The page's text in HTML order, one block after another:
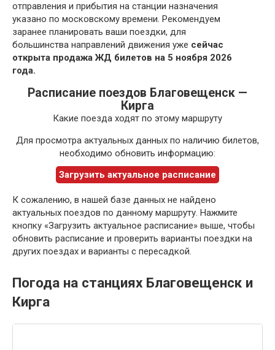
отправления и прибытия на станции назначения
указано по московскому времени. Рекомендуем
заранее планировать ваши поездки, для
большинства направлений движения уже сейчас
открыта продажа ЖД билетов на 5 ноября 2026
года.
Расписание поездов Благовещенск —
Кирга
Какие поезда ходят по этому маршруту
Для просмотра актуальных данных по наличию билетов,
необходимо обновить информацию:
Загрузить актуальное расписание
К сожалению, в нашей базе данных не найдено
актуальных поездов по данному маршруту. Нажмите
кнопку «Загрузить актуальное расписание» выше, чтобы
обновить расписание и проверить варианты поездки на
других поездах и варианты с пересадкой.
Погода на станциях Благовещенск и
Кирга